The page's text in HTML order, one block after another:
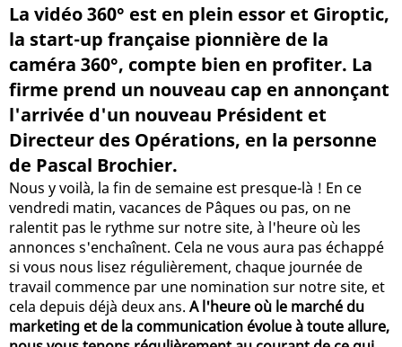
La vidéo 360° est en plein essor et Giroptic,
la start-up française pionnière de la
caméra 360°, compte bien en profiter. La
firme prend un nouveau cap en annonçant
l'arrivée d'un nouveau Président et
Directeur des Opérations, en la personne
de Pascal Brochier.
Nous y voilà, la fin de semaine est presque-là ! En ce
vendredi matin, vacances de Pâques ou pas, on ne
ralentit pas le rythme sur notre site, à l'heure où les
annonces s'enchaînent. Cela ne vous aura pas échappé
si vous nous lisez régulièrement, chaque journée de
travail commence par une nomination sur notre site, et
cela depuis déjà deux ans. A l'heure où le marché du
marketing et de la communication évolue à toute allure,